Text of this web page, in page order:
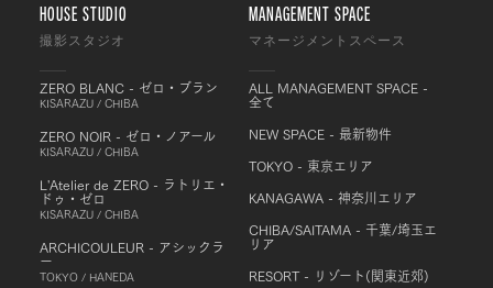
HOUSE STUDIO
撮影スタジオ
ZERO BLANC - ゼロ・ブラン
KISARAZU / CHIBA
ZERO NOIR - ゼロ・ノアール
KISARAZU / CHIBA
L'Atelier de ZERO - ラトリエ・
ドゥ・ゼロ
KISARAZU / CHIBA
ARCHICOULEUR - アシックラ
ー
TOKYO / HANEDA
MANAGEMENT SPACE
マネージメントスペース
ALL MANAGEMENT SPACE -
全て
NEW SPACE - 最新物件
TOKYO - 東京エリア
KANAGAWA - 神奈川エリア
CHIBA/SAITAMA - 千葉/埼玉エ
リア
RESORT - リゾート(関東近郊)